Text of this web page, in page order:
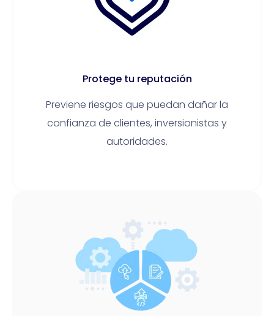
Protege tu reputación
Previene riesgos que puedan dañar la
confianza de clientes, inversionistas y
autoridades.